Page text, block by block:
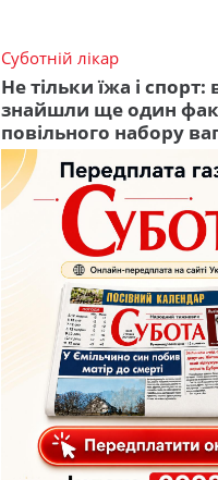
Суботній лікар
Не тільки їжа і спорт:
знайшли ще один
повільного набору